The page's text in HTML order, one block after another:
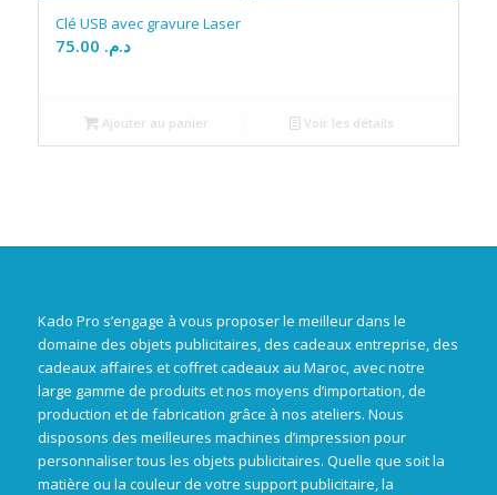
Clé USB avec gravure Laser
د.م.
Ajouter au panier Voir les détails
Kado Pro s’engage à vous proposer le meilleur dans le
domaine des objets publicitaires, des cadeaux entreprise, des
cadeaux affaires et coffret cadeaux au Maroc, avec notre
large gamme de produits et nos moyens d’importation, de
production et de fabrication grâce à nos ateliers. Nous
disposons des meilleures machines d’impression pour
personnaliser tous les objets publicitaires. Quelle que soit la
matière ou la couleur de votre support publicitaire, la